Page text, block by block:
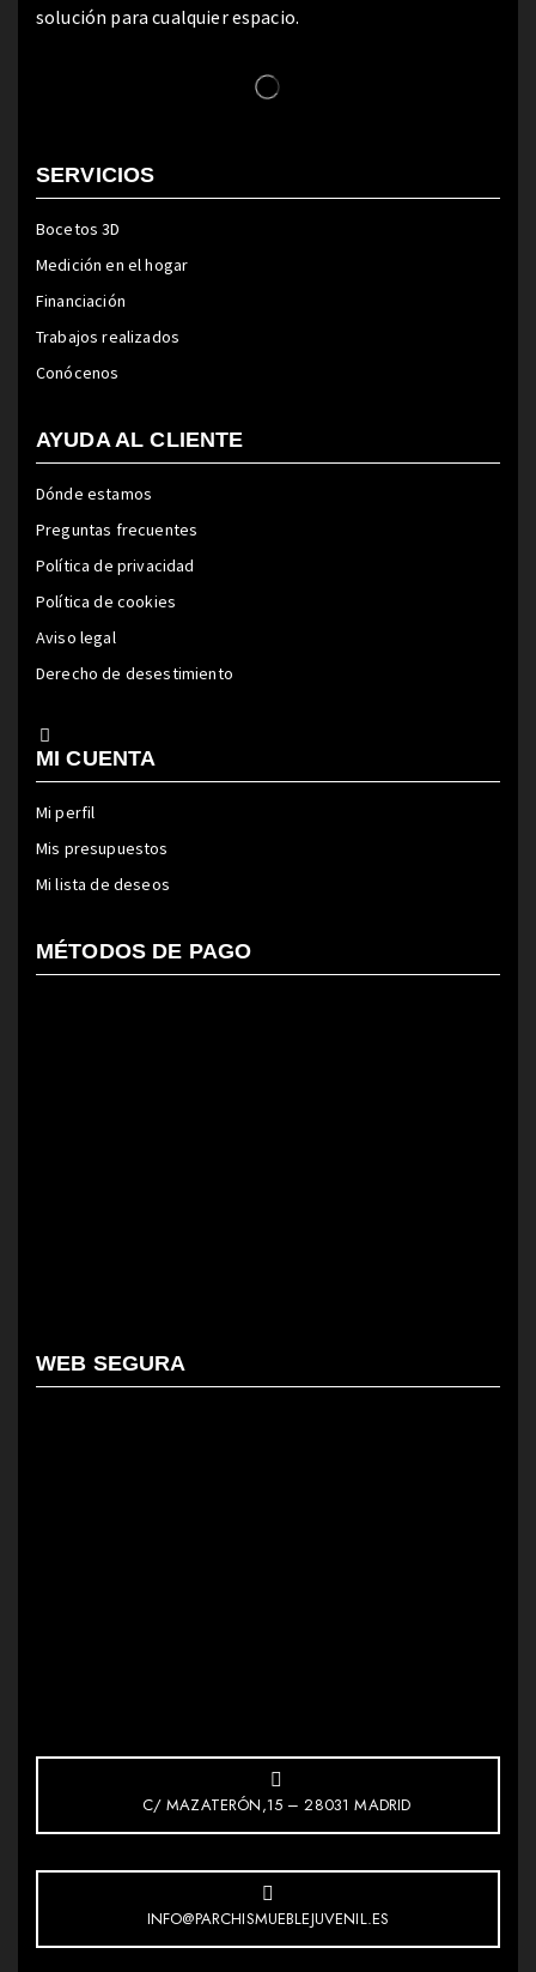
solución para cualquier espacio.
SERVICIOS
Bocetos 3D
Medición en el hogar
Financiación
Trabajos realizados
Conócenos
AYUDA AL CLIENTE
Dónde estamos
Preguntas frecuentes
Política de privacidad
Política de cookies
Aviso legal
Derecho de desestimiento
MI CUENTA
Mi perfil
Mis presupuestos
Mi lista de deseos
MÉTODOS DE PAGO
WEB SEGURA
C/ MAZATERÓN,15 – 28031 MADRID
INFO@PARCHISMUEBLEJUVENIL.ES